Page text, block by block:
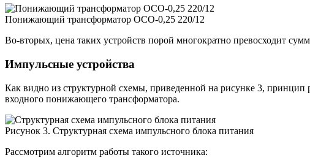
Понижающий трансформатор ОСО-0,25 220/12
Во-вторых, цена таких устройств порой многократно превосходит
Импульсные устройства
Как видно из структурной схемы, приведенной на рисунке 3, принцип
входного понижающего трансформатора.
Рисунок 3. Структурная схема импульсного блока питания
Рассмотрим алгоритм работы такого источника: